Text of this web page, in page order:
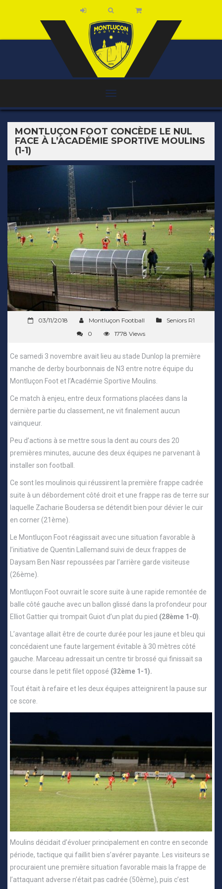
MONTLUÇON FOOT CONCÈDE LE NUL
FACE À L’ACADÉMIE SPORTIVE MOULINS
(1-1)
03/11/2018 Montluçon Football
Seniors R1
0
1778 Views
Ce samedi 3 novembre avait lieu au stade Dunlop la première
manche de derby bourbonnais de N3 entre notre équipe du
Montluçon Foot et l’Académie Sportive Moulins.
Ce match à enjeu, entre deux formations placées dans la
dernière partie du classement, ne vit finalement aucun
vainqueur.
Peu d’actions à se mettre sous la dent au cours des 20
premières minutes, aucune des deux équipes ne parvenant à
installer son football.
Ce sont les moulinois qui réussirent la première frappe cadrée
suite à un débordement côté droit et une frappe ras de terre sur
laquelle Zacharie Boudersa se détendit bien pour dévier le cuir
en corner (21ème).
Le Montluçon Foot réagissait avec une situation favorable à
l’initiative de Quentin Lallemand suivi de deux frappes de
Daysam Ben Nasr repoussées par l’arrière garde visiteuse
(26ème).
Montluçon Foot ouvrait le score suite à une rapide remontée de
balle côté gauche avec un ballon glissé dans la profondeur pour
Elliot Gattier qui trompait Guiot d’un plat du pied (28ème 1-0).
L’avantage allait être de courte durée pour les jaune et bleu qui
concédaient une faute largement évitable à 30 mètres côté
gauche. Marceau adressait un centre tir brossé qui finissait sa
course dans le petit filet opposé (32ème 1-1).
Tout était à refaire et les deux équipes atteignirent la pause sur
ce score.
Moulins décidait d’évoluer principalement en contre en seconde
période, tactique qui faillit bien s’avérer payante. Les visiteurs se
procuraient une première situation favorable mais la frappe de
l’attaquant adverse n’était pas cadrée (50ème), puis c’est